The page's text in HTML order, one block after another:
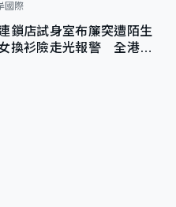
國際
鎖店試身室布簾突遭陌生
換衫險走光報警 全港分